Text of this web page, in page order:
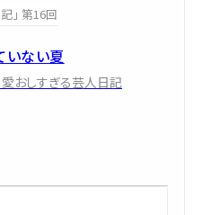
」 第16回
いない夏
おしすぎる芸人日記